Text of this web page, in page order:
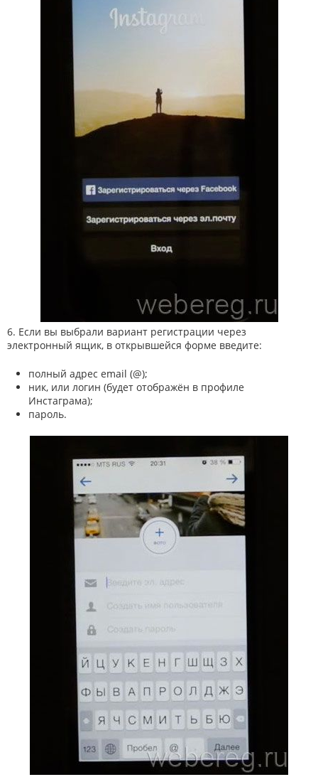
6. Если вы выбрали вариант регистрации через
электронный ящик, в открывшейся форме введите:
полный адрес email (@);
ник, или логин (будет отображён в профиле
Инстаграма);
пароль.